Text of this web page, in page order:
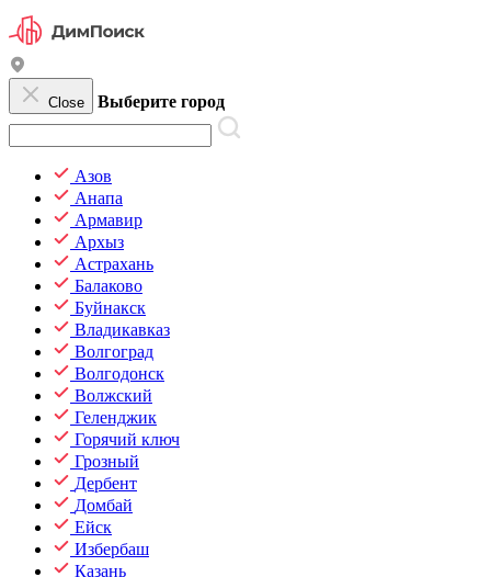
Close Выберите город
Азов
Анапа
Армавир
Архыз
Астрахань
Балаково
Буйнакск
Владикавказ
Волгоград
Волгодонск
Волжский
Геленджик
Горячий ключ
Грозный
Дербент
Домбай
Ейск
Избербаш
Казань